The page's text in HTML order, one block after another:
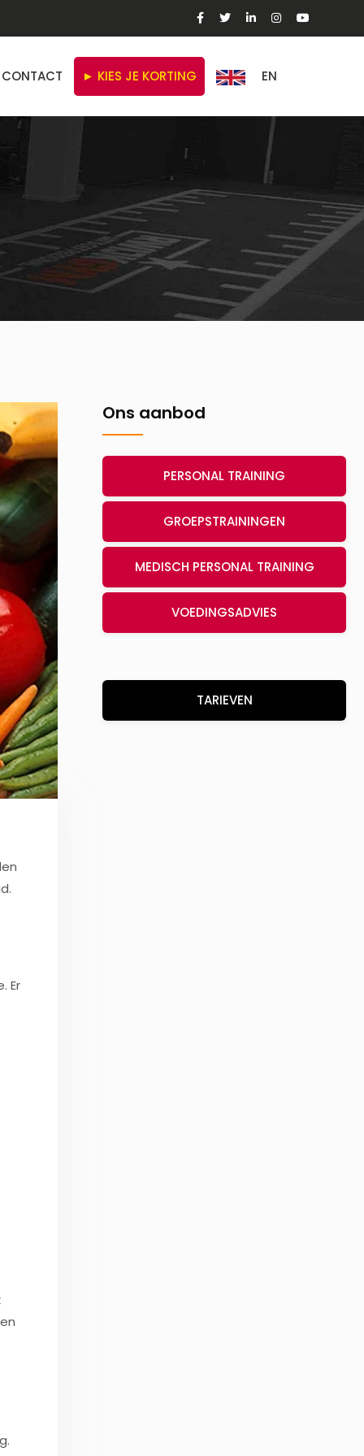
CONTACT ► KIES JE KORTING EN
Er
Ons aanbod
PERSONAL TRAINING
GROEPSTRAININGEN
MEDISCH PERSONAL TRAINING
VOEDINGSADVIES
TARIEVEN